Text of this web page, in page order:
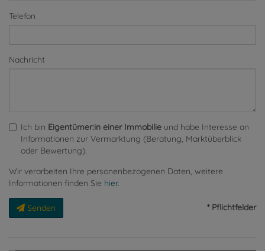
Telefon
Nachricht
Ich bin Eigentümer:in einer Immobilie und habe Interesse an
Informationen zur Vermarktung (Beratung, Marktüberblick
oder Bewertung).
Wir verarbeiten Ihre personenbezogenen Daten, weitere
Informationen finden Sie hier.
Senden * Pflichtfelder